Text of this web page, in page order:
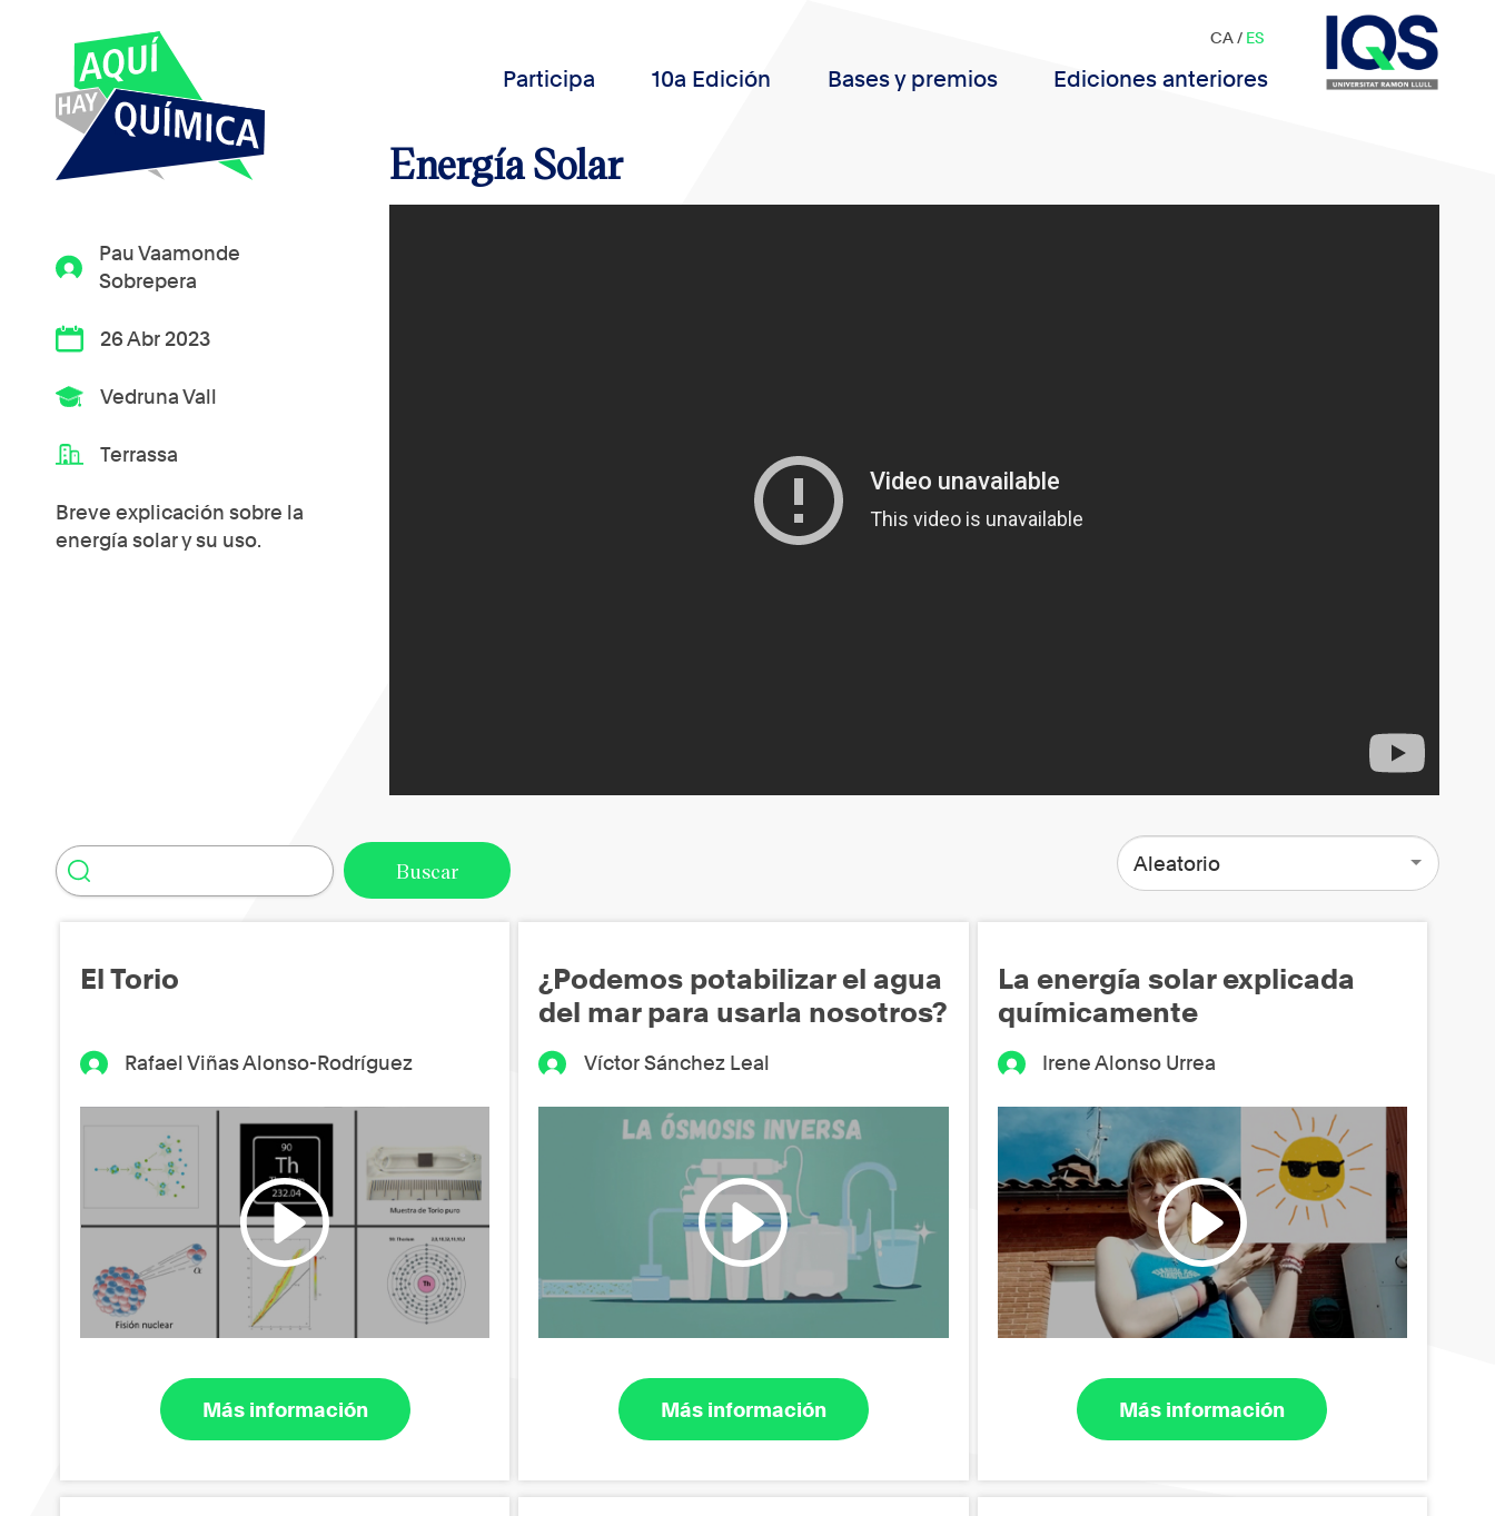
Participa 10a Edición Bases y premios Ediciones anteriores
CA/ ES
Pau Vaamonde
Sobrepera
26 Abr 2023
Vedruna Vall
Terrassa
Breve explicación sobre la
energía solar y su uso.
Energía Solar
Aleatorio
El Torio
Rafael Viñas Alonso-Rodríguez
Más información
¿Podemos potabilizar el agua
del mar para usarla nosotros?
Víctor Sánchez Leal
Más información
La energía solar explicada
químicamente
Irene Alonso Urrea
Más información